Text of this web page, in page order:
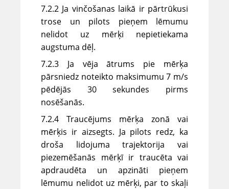
7.2.2 Ja vinčošanas laikā ir pārtrūkusi
trose un pilots pieņem lēmumu
nelidot uz mērķi nepietiekama
augstuma dēļ.
7.2.3 Ja vēja ātrums pie mērķa
pārsniedz noteikto maksimumu 7 m/s
pēdējās 30 sekundes pirms
nosēšanās.
7.2.4 Traucējums mērķa zonā vai
mērķis ir aizsegts. Ja pilots redz, ka
droša lidojuma trajektorija vai
piezemēšanās mērķī ir traucēta vai
apdraudēta un apzināti pieņem
lēmumu nelidot uz mērķi, par to skaļi